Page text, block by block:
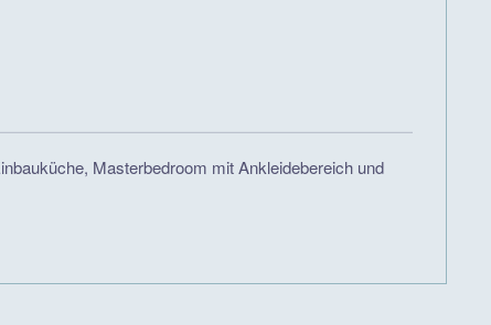
Masterbedroom mit Ankleidebereich und